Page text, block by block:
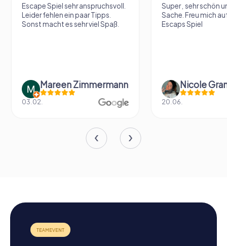
Escape Spiel sehr anspruchsvoll.
Leider fehlen ein paar Tipps.
Sonst macht es sehr viel Spaß.
Mareen Zimmermann
03.02.
Super , sehr schön
Sache. Freu mich
Escaps Spiel
Nicole
20.06.